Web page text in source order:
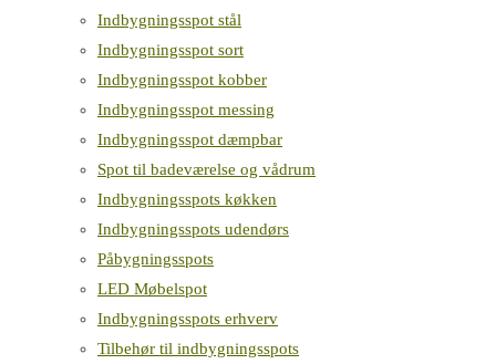
Indbygningsspot stål
Indbygningsspot sort
Indbygningsspot kobber
Indbygningsspot messing
Indbygningsspot dæmpbar
Spot til badeværelse og vådrum
Indbygningsspots køkken
Indbygningsspots udendørs
Påbygningsspots
LED Møbelspot
Indbygningsspots erhverv
Tilbehør til indbygningsspots